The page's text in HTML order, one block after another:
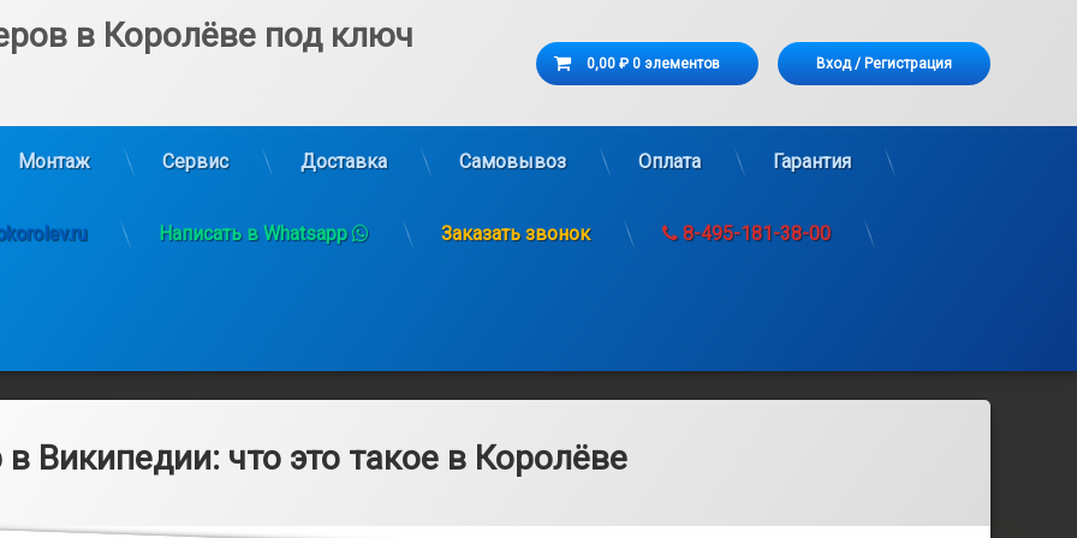
в Королёве под ключ Корзина
0,00 ₽ 0 элементов Вход/ Регистрация
Монтаж Сервис Доставка Самовывоз Оплата Гарантия
Написать в Whatsapp Заказать звонок 8-495-181-38-00
в Википедии: что это такое в Королёве